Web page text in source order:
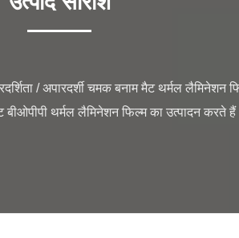
थर्मल लैमिनेशन फिल्म का उत्पादन करते